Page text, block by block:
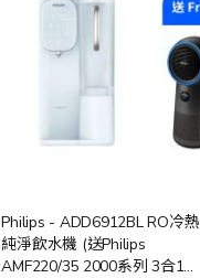
Philips - ADD6912BL RO冷熱
純淨飲水機 (送Philips
AMF220/35 2000系列 3合1風